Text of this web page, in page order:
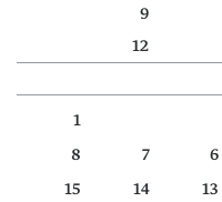
9
12
1
6
7
8
13
14
15